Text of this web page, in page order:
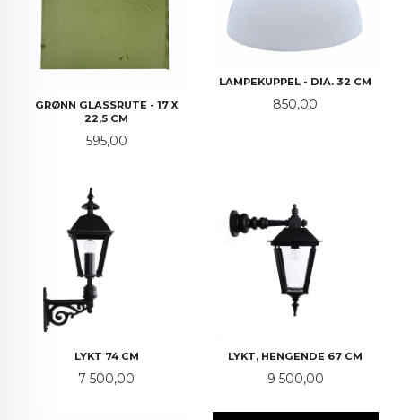
GRØNN GLASSRUTE - 17 X
22,5 CM
Pris
595,00
LAMPEKUPPEL - DIA. 32 CM
Pris
850,00
LYKT 74 CM
Pris
7 500,00
LYKT, HENGENDE 67 CM
Pris
9 500,00